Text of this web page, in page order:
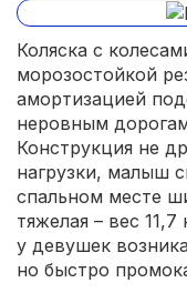
Коляска с
морозостойкой
амортизацией
неровным
Конструкция не
нагрузки, малыш
спальном месте
тяжелая – вес
у девушек
но быстро